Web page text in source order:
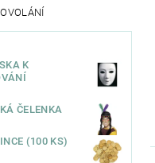
K
ČELENKA
(100 KS)